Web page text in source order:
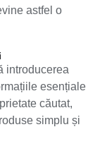
astfel o
introducerea
esențiale
căutat,
simplu și